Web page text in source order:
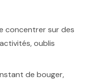
concentrer sur des
oublis
de bouger,